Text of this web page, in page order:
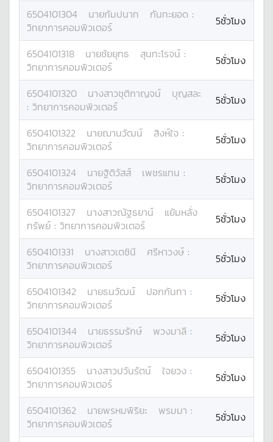
6504101304 นายกัมปนาท กันทะยอด :
วิทยาการคอมพิวเตอร์
5ชั่วโมง
6504101318 นายชัยยุทธ สุนทะโรจน์ :
วิทยาการคอมพิวเตอร์
5ชั่วโมง
6504101320 นางสาวชุติกาญจน์
บุญสละ
: วิทยาการคอมพิวเตอร์ 5ชั่วโมง
6504101322 นายฌานวัฒน์ สิงห์ใจ :
วิทยาการคอมพิวเตอร์
5ชั่วโมง
6504101324 นายฐิติวัสส์ เพชรแทน :
วิทยาการคอมพิวเตอร์
5ชั่วโมง
6504101327 นางสาวณัฐธยาน์
แย้มหลั่ง
ทรัพย์ : วิทยาการคอมพิวเตอร์ 5ชั่วโมง
6504101331 นางสาวเตชินี ศรีหาวงษ์ :
วิทยาการคอมพิวเตอร์
5ชั่วโมง
6504101342 นายธนวัฒน์ ปอกกันทา :
วิทยาการคอมพิวเตอร์
5ชั่วโมง
6504101344 นายธรรมรักษ์ พวงมาลี :
วิทยาการคอมพิวเตอร์
5ชั่วโมง
6504101355 นางสาวปวันรัตน์ ใจยวง :
วิทยาการคอมพิวเตอร์
5ชั่วโมง
6504101362 นายพรหมพิริยะ พรมมา :
วิทยาการคอมพิวเตอร์
5ชั่วโมง